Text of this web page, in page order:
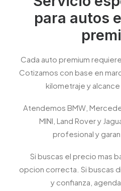
para autos
Cada auto premium
Cotizamos con base en
kilometraje y
Atendemos BMW,
MINI, Land Rover y
profesional y
Si buscas el precio mas
opcion correcta. Si buscas
y confianza,